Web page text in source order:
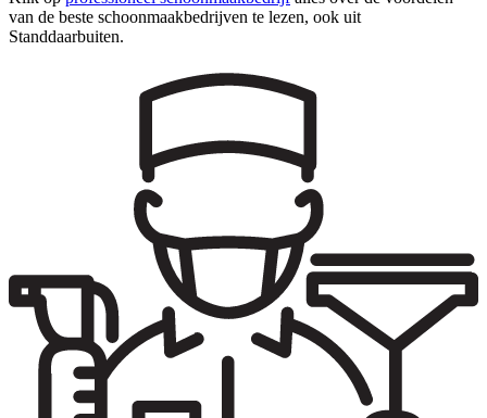
van de beste schoonmaakbedrijven te lezen, ook uit
Standdaarbuiten.